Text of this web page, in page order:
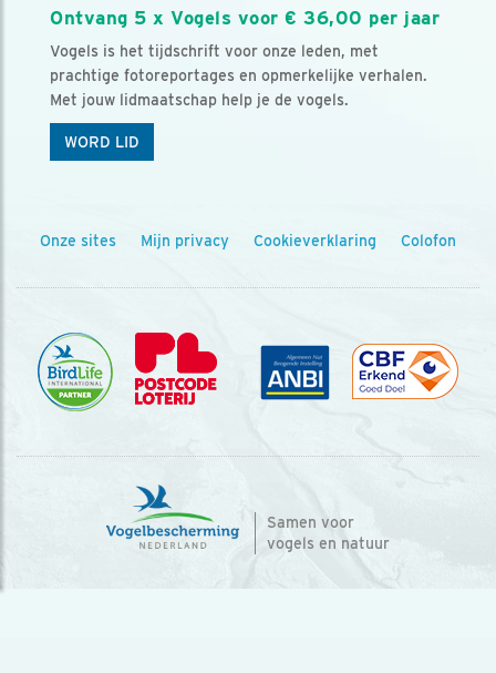
Ontvang 5 x Vogels voor € 36,00 per jaar
Vogels is het tijdschrift voor onze leden, met
prachtige fotoreportages en opmerkelijke verhalen.
Met jouw lidmaatschap help je de vogels.
WORD LID
Onze sites Mijn privacy Cookieverklaring Colofon
Samen voor
vogels en natuur